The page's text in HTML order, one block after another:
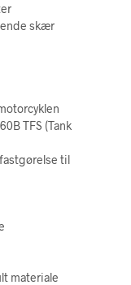
skær
TFS (Tank
til
materiale